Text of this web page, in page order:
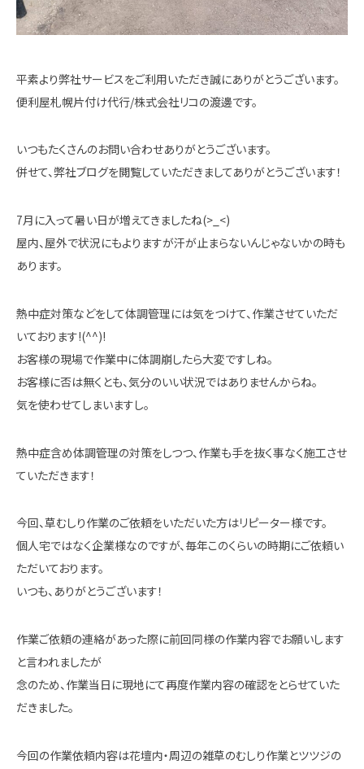
平素より弊社サービスをご利用いただき誠にありがとうございます。
便利屋札幌片付け代行/株式会社リコの渡邊です。
いつもたくさんのお問い合わせありがとうございます。
併せて、弊社ブログを閲覧していただきましてありがとうございます！
7月に入って暑い日が増えてきましたね(>_<)
屋内、屋外で状況にもよりますが汗が止まらないんじゃないかの時も
あります。
熱中症対策などをして体調管理には気をつけて、作業させていただ
いております!(^^)!
お客様の現場で作業中に体調崩したら大変ですしね。
お客様に否は無くとも、気分のいい状況ではありませんからね。
気を使わせてしまいますし。
熱中症含め体調管理の対策をしつつ、作業も手を抜く事なく施工させ
ていただきます！
今回、草むしり作業のご依頼をいただいた方はリピーター様です。
個人宅ではなく企業様なのですが、毎年このくらいの時期にご依頼い
ただいております。
いつも、ありがとうございます！
作業ご依頼の連絡があった際に前回同様の作業内容でお願いします
と言われましたが
念のため、作業当日に現地にて再度作業内容の確認をとらせていた
だきました。
今回の作業依頼内容は花壇内・周辺の雑草のむしり作業とツツジの